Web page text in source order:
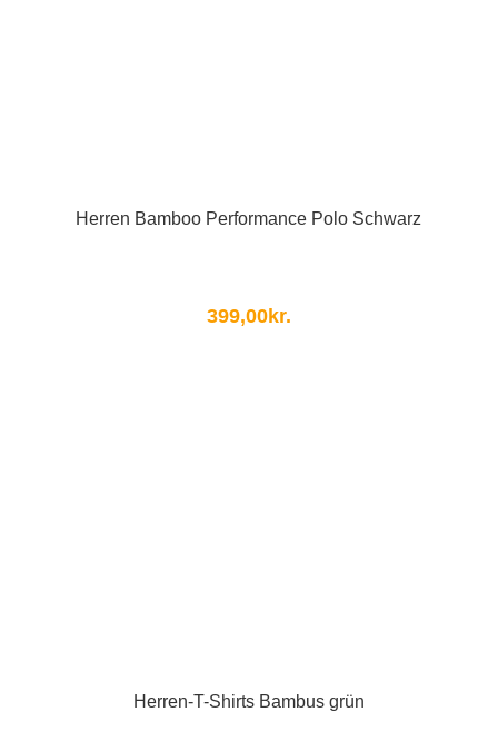
Herren Bamboo Performance Polo Schwarz
399,00kr.
Herren-T-Shirts Bambus grün